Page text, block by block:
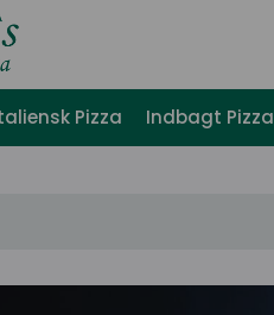
Pizza Indbagt Pizza